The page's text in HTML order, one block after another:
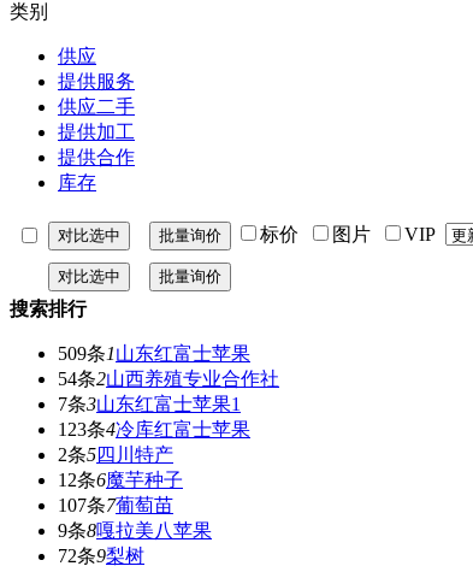
类别
供应
提供服务
供应二手
提供加工
提供合作
库存
标价 图片 VIP
搜索排行
509条1山东红富士苹果
54条2山西养殖专业合作社
7条3山东红富士苹果1
123条4冷库红富士苹果
2条5四川特产
12条6魔芋种子
107条7葡萄苗
9条8嘎拉美八苹果
72条9梨树